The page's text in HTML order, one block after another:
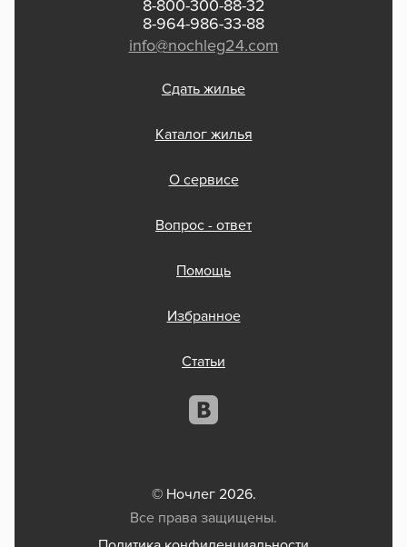
8-800-300-88-32
8-964-986-33-88
info@nochleg24.com
Сдать жилье
Каталог жилья
О сервисе
Вопрос - ответ
Помощь
Избранное
Статьи
© Ночлег 2026.
Все права защищены.